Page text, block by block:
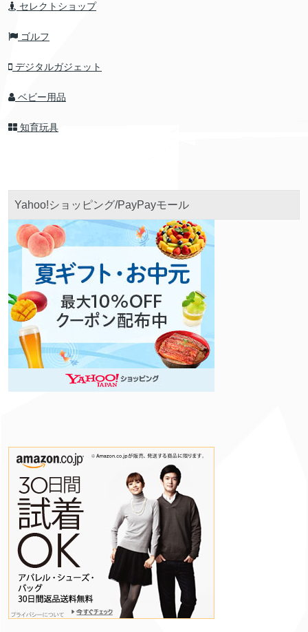
セレクトショップ
ゴルフ
デジタルガジェット
ベビー用品
知育玩具
Yahoo!ショッピング/PayPayモール